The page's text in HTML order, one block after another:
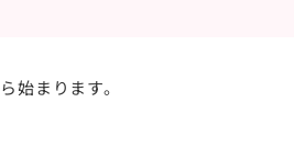
始まります。